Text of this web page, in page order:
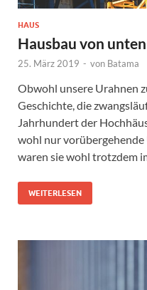
HAUS
Hausbau von unten
25. März 2019 - von Batama
Obwohl unsere Urahnen
Geschichte, die
Jahrhundert der
wohl nur
waren sie wohl trotzdem
WEITERLESEN